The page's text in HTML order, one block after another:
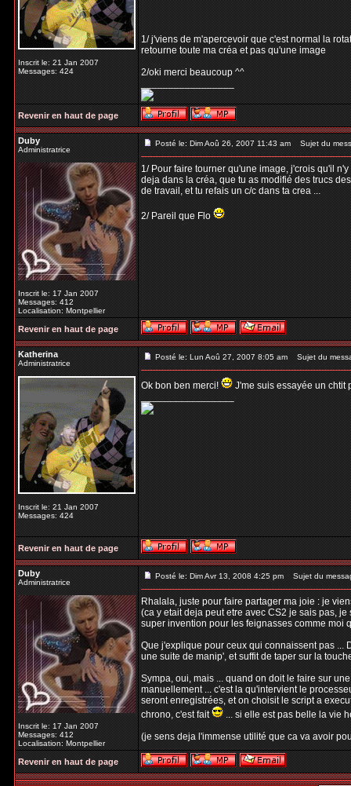
Inscrit le: 21 Jan 2007
Messages: 424
1/ j'viens de m'apercevoir que c'est normal la
retourne toute ma créa et pas qu'une image
2/oki merci beaucoup ^^
_________________
Revenir en haut de page
Duby
Administratrice
Inscrit le: 17 Jan 2007
Messages: 412
Localisation: Montpellier
Posté le: Dim Aoû 26, 2007 11:43 am Sujet du
1/ Pour faire tourner qu'une image, j'crois qu'il
deja dans la créa, que tu as modifié des trucs
de travail, et tu refais un c/c dans ta crea ...
2/ Pareil que Flo
Revenir en haut de page
Katherina
Administratrice
Inscrit le: 21 Jan 2007
Messages: 424
Posté le: Lun Aoû 27, 2007 8:05 am Sujet du
Ok bon ben merci!
J'me suis essayée un chtit
_________________
Revenir en haut de page
Duby
Administratrice
Inscrit le: 17 Jan 2007
Messages: 412
Localisation: Montpellier
Posté le: Dim Avr 13, 2008 4:25 pm Sujet du
Rhalala, juste pour faire partager ma joie : je
(ca y etait deja peut etre avec CS2 je sais pas,
super invention pour les feignasses comme moi
Que j'explique pour ceux qui connaissent pas ...
une suite de manip', et suffit de taper sur la
Sympa, oui, mais ... quand on doit le faire sur
manuellement ... c'est la qu'intervient le
seront enregistrées, et on choisit le script a
chrono, c'est fait
... si elle est pas belle la vie
(je sens deja l'immense utilité que ca va avoir
Revenir en haut de page